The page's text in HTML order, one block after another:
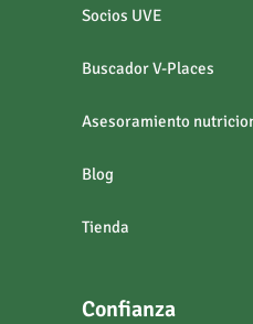
Socios UVE
Buscador V-Places
Asesoramiento
Blog
Tienda
Confianza